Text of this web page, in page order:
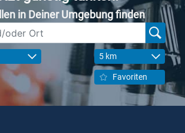
in Deiner Umgebung finden
5 km
Favoriten